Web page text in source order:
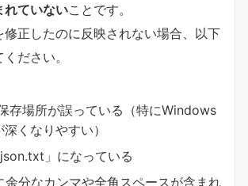
れていないことです。
修正したのに反映されない場合、以下
ださい。
存場所が誤っている（特にWindows
くなりやすい）
」になっている
余分なカンマや全角スペースが含まれ